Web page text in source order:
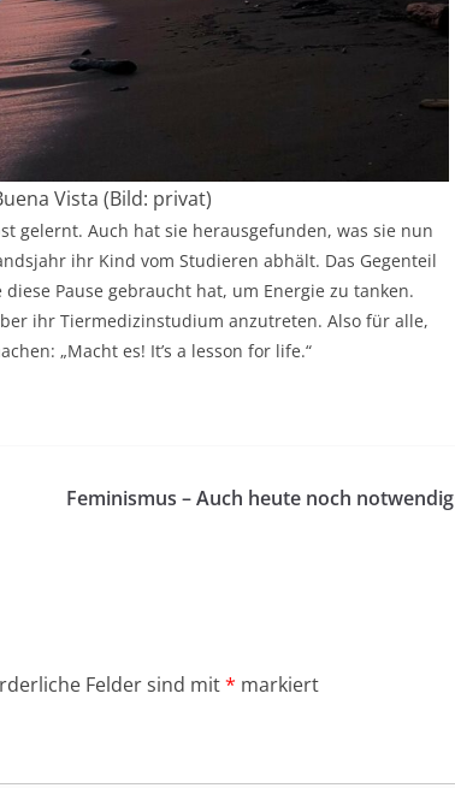
Vista (Bild: privat)
gelernt. Auch hat sie herausgefunden, was sie nun
ihr Kind vom Studieren abhält. Das Gegenteil
Pause gebraucht hat, um Energie zu tanken.
ihr Tiermedizinstudium anzutreten. Also für alle,
„Macht es! It’s a lesson for life.“
Feminismus – Auch heute noch notwendig
Felder sind mit* markiert